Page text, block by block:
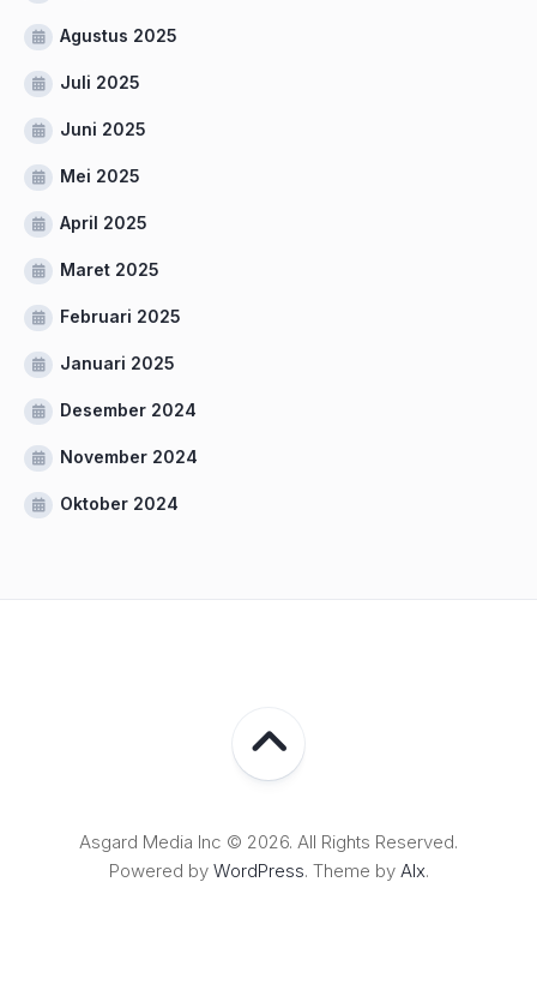
Agustus 2025
Juli 2025
Juni 2025
Mei 2025
April 2025
Maret 2025
Februari 2025
Januari 2025
Desember 2024
November 2024
Oktober 2024
Asgard Media Inc © 2026. All Rights Reserved.
Powered by WordPress. Theme by Alx.